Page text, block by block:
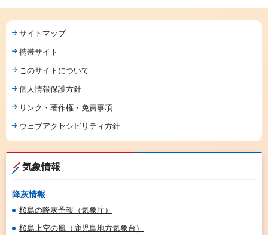
サイトマップ
携帯サイト
このサイトについて
個人情報保護方針
リンク・著作権・免責事項
ウェブアクセシビリティ方針
気象情報
降灰情報
桜島の降灰予報（気象庁）
桜島上空の風（鹿児島地方気象台）